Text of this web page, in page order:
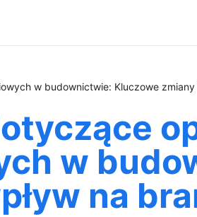
w budownictwie: Kluczowe
w
na